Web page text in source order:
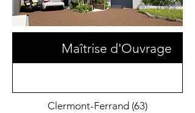
Maîtrise d'Ouvrage
Clermont-Ferrand (63)